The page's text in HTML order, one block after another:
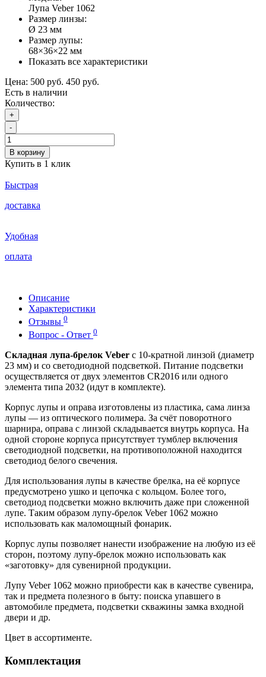
Лупа Veber 1062
Размер линзы:
Ø 23 мм
Размер лупы:
68×36×22 мм
Показать все характеристики
Цена: 500 руб. 450 руб.
Есть в наличии
Количество:
+
-
В корзину
Купить в 1 клик
Быстрая
доставка
Удобная
оплата
Описание
Характеристики
Отзывы 0
Вопрос - Ответ 0
Складная лупа-брелок Veber с 10-кратной линзой (диаметр
23 мм) и со светодиодной подсветкой. Питание подсветки
осуществляется от двух элементов CR2016 или одного
элемента типа 2032 (идут в комплекте).
Корпус лупы и оправа изготовлены из пластика, сама линза
лупы — из оптического полимера. За счёт поворотного
шарнира, оправа с линзой складывается внутрь корпуса. На
одной стороне корпуса присутствует тумблер включения
светодиодной подсветки, на противоположной находится
светодиод белого свечения.
Для использования лупы в качестве брелка, на её корпусе
предусмотрено ушко и цепочка с кольцом. Более того,
светодиод подсветки можно включить даже при сложенной
лупе. Таким образом лупу-брелок Veber 1062 можно
использовать как маломощный фонарик.
Корпус лупы позволяет нанести изображение на любую из её
сторон, поэтому лупу-брелок можно использовать как
«заготовку» для сувенирной продукции.
Лупу Veber 1062 можно приобрести как в качестве сувенира,
так и предмета полезного в быту: поиска упавшего в
автомобиле предмета, подсветки скважины замка входной
двери и др.
Цвет в ассортименте.
Комплектация